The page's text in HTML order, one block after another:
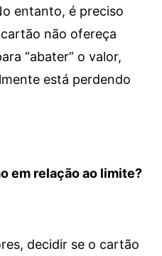
entanto, é preciso
não ofereça
“abater” o valor,
está perdendo
em relação ao limite?
decidir se o cartão